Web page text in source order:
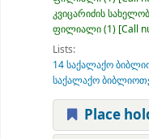
კვიცარიძის
ფილიალი(1) Call
Lists:
14 საქალაქო
საქალაქო
Place